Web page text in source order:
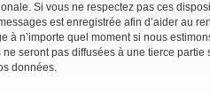
Si vous ne respectez pas ces
est enregistrée afin d’aider
à n’importe quel moment si nous
seront pas diffusées à une tierce
données.